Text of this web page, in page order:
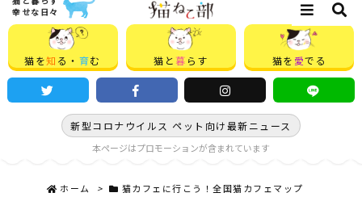
幸せな日々
猫を知 る・ 育む 猫と 暮 らす 猫を 愛でる
新型コロナウイルス ペット向け最新ニュース
本ページはプロモーションが含まれています
ホーム > 猫カフェに行こう！全国猫カフェマップ